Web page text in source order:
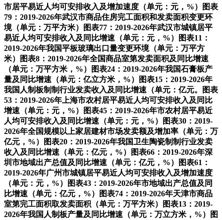
市居平易近人均可安排收入及增加速度（单元：元，%）图表
79：2019-2026年武汉市商品住房完工面积和发卖面积变更环
境（单元：万平方米）图表77：2019-2026年武汉市城镇居平
易近人均可安排收入及同比增速（单元：元，%）图表11：
2019-2026年我国平板玻璃出口量变更环境（单元：万平方
米）图表8：2019-2026年全国商品室第发卖面积及同比增速
（单元：万平方米，%）图表24：2019-2026年我国石膏板产
量及同比增速（单元：亿立方米，%）图表15：2019-2026年
我国人制板制制行业发卖收入及同比增速（单元：亿元。图表
53：2019-2026年上海市农村居平易近人均可安排收入及同比
增速（单元：元，%）图表45：2019-2026年市农村居平易近
人均可安排收入及同比增速（单元：元，%）图表30：2019-
2026年全国规模以上家居建材市场发卖额及增加率（单元：万
亿元，%）图表20：2019-2026年我国卫生陶瓷制制行业发卖
收入及同比增速（单元：亿元，%）图表66：2019-2026年深
圳市地域出产总值及同比增速（单元：亿元，%）图表61：
2019-2026年广州市城镇居平易近人均可安排收入及增加速度
（单元：元，%）图表43：2019-2026年市地域出产总值及同
比增速（单元：亿元，%）图表74：2019-2026年天津市商品
室第完工面积取发卖面积（单元：万平方米）图表13：2019-
2026年我国人制板产量及同比增速（单元：万立方米，%）图